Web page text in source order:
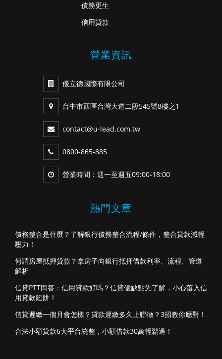
債務更生
信用貸款
營業資訊
優立德國際有限公司
台中市西區台灣大道二段545號8樓之1
contact@u-lead.com.tw
0800-865-885
營業時間：週一至週五09:00-18:00
熱門文章
債務整合是什麼？了解銀行債務整合流程/條件，整合貸款減輕
壓力！
何謂房屋抵押貸款？拿房子向銀行抵押借款利率、流程、管道
解析
信貸PTT問答：信用貸款好嗎？信貸優缺點先了解，小心落入信
用貸款陷阱！
信貸遲繳一個月會怎樣？貸款遲繳多久上聯徵？3招教你應對！
合法小額貸款6大平台統整，小額借款30萬輕鬆過！